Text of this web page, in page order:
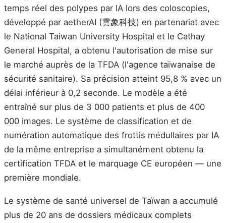
temps réel des polypes par IA lors des coloscopies,
développé par aetherAI (雲象科技) en partenariat avec
le National Taiwan University Hospital et le Cathay
General Hospital, a obtenu l'autorisation de mise sur
le marché auprès de la TFDA (l'agence taïwanaise de
sécurité sanitaire). Sa précision atteint 95,8 % avec un
délai inférieur à 0,2 seconde. Le modèle a été
entraîné sur plus de 3 000 patients et plus de 400
000 images. Le système de classification et de
numération automatique des frottis médullaires par IA
de la même entreprise a simultanément obtenu la
certification TFDA et le marquage CE européen — une
première mondiale.
Le système de santé universel de Taïwan a accumulé
plus de 20 ans de dossiers médicaux complets